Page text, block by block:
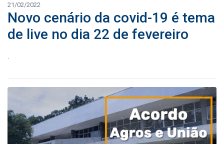
21/02/2022
Novo cenário da covid-19 é tema
de live no dia 22 de fevereiro
.